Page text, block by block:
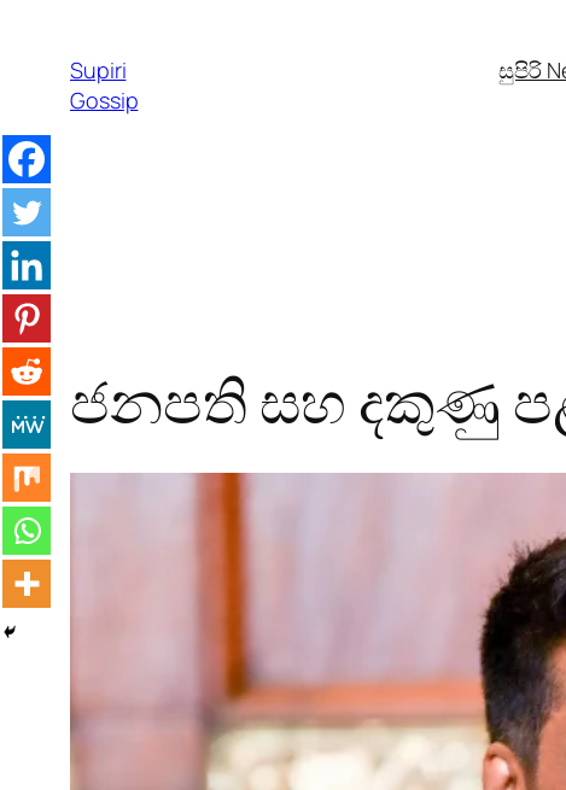
contentSupiri
Gossip
සුපිරි
ජනපති සහ දකුණු